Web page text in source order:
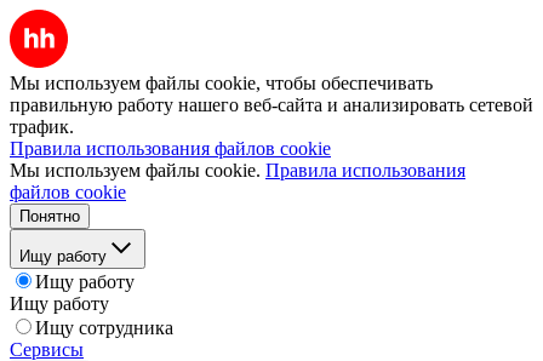
Мы используем файлы cookie, чтобы обеспечивать
правильную работу нашего веб-сайта и анализировать сетевой
трафик.
Правила использования файлов cookie
Мы используем файлы cookie. Правила использования
файлов cookie
Понятно
Ищу работу
Ищу работу
Ищу работу
Ищу сотрудника
Сервисы